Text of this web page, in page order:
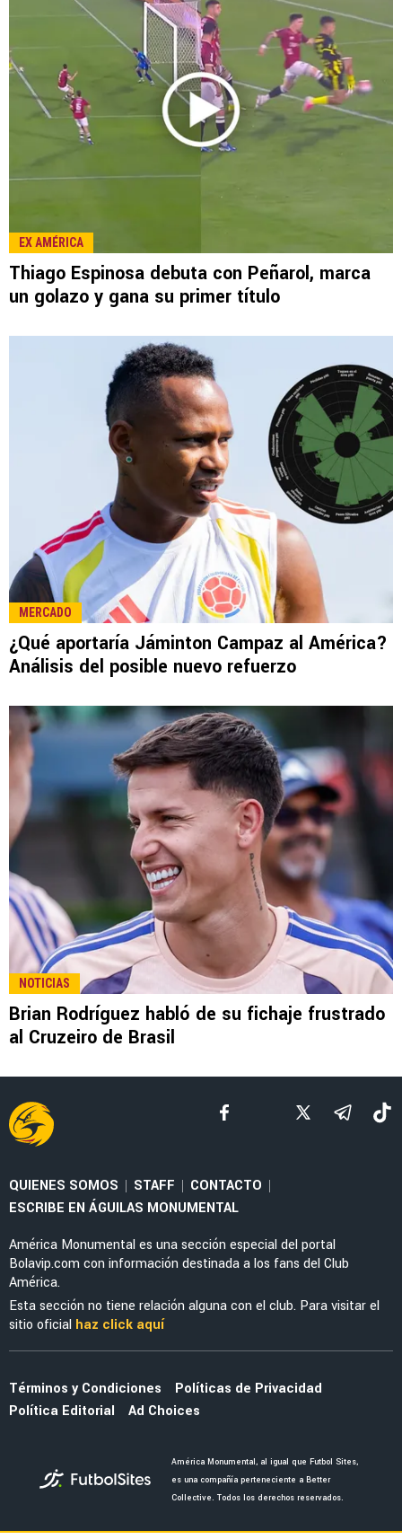
LEE TAMBIÉN
FUERZAS BÁSICAS
DT de América Sub-21 adelantó a la nueva
joya de las Águilas en categorías inferiores